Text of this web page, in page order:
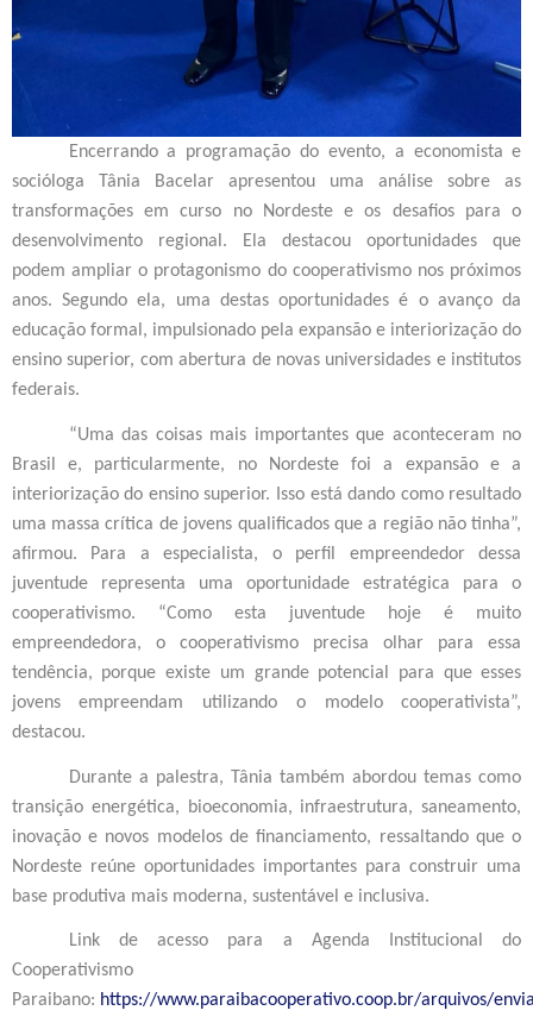
Encerrando a programação do evento, a economista e
socióloga Tânia Bacelar apresentou uma análise sobre as
transformações em curso no Nordeste e os desafios para o
desenvolvimento regional. Ela destacou oportunidades que
podem ampliar o protagonismo do cooperativismo nos próximos
anos. Segundo ela, uma destas oportunidades é o avanço da
educação formal, impulsionado pela expansão e interiorização do
ensino superior, com abertura de novas universidades e institutos
federais.
“Uma das coisas mais importantes que aconteceram no
Brasil e, particularmente, no Nordeste foi a expansão e a
interiorização do ensino superior. Isso está dando como resultado
uma massa crítica de jovens qualificados que a região não tinha”,
afirmou. Para a especialista, o perfil empreendedor dessa
juventude representa uma oportunidade estratégica para o
cooperativismo. “Como esta juventude hoje é muito
empreendedora, o cooperativismo precisa olhar para essa
tendência, porque existe um grande potencial para que esses
jovens empreendam utilizando o modelo cooperativista”,
destacou.
Durante a palestra, Tânia também abordou temas como
transição energética, bioeconomia, infraestrutura, saneamento,
inovação e novos modelos de financiamento, ressaltando que o
Nordeste reúne oportunidades importantes para construir uma
base produtiva mais moderna, sustentável e inclusiva.
Link de acesso para a Agenda Institucional do
Cooperativismo
Paraibano: https://www.paraibacooperativo.coop.br/arquivos/